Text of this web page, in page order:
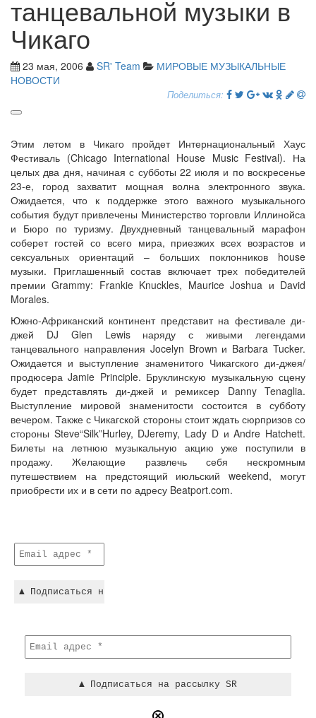
танцевальной музыки в
Чикаго
23 мая, 2006 SR' Team
МИРОВЫЕ МУЗЫКАЛЬНЫЕ
НОВОСТИ
Поделиться:
Этим летом в Чикаго пройдет Интернациональный Хаус
Фестиваль (Chicago International House Music Festival). На
целых два дня, начиная с субботы 22 июля и по воскресенье
23-е, город захватит мощная волна электронного звука.
Ожидается, что к поддержке этого важного музыкального
события будут привлечены Министерство торговли Иллинойса
и Бюро по туризму. Двухдневный танцевальный марафон
соберет гостей со всего мира, приезжих всех возрастов и
сексуальных ориентаций – больших поклонников house
музыки. Приглашенный состав включает трех победителей
премии Grammy: Frankie Knuckles, Maurice Joshua и David
Morales.
Южно-Африканский континент представит на фестивале ди-
джей DJ Glen Lewis наряду с живыми легендами
танцевального направления Jocelyn Brown и Barbara Tucker.
Ожидается и выступление знаменитого Чикагского ди-джея/
продюсера Jamie Principle. Бруклинскую музыкальную сцену
будет представлять ди-джей и ремиксер Danny Tenaglia.
Выступление мировой знаменитости состоится в субботу
вечером. Также с Чикагской стороны стоит ждать сюрпризов со
стороны Steve“Silk”Hurley, DJeremy, Lady D и Andre Hatchett.
Билеты на летнюю музыкальную акцию уже поступили в
продажу. Желающие развлечь себя нескромным
путешествием на предстоящий июльский weekend, могут
приобрести их и в сети по адресу Beatport.com.